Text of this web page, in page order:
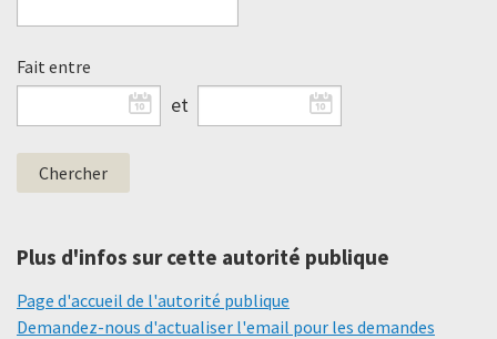
Fait entre
et
Plus d'infos sur cette autorité publique
Page d'accueil de l'autorité publique
Demandez-nous d'actualiser l'email pour les demandes